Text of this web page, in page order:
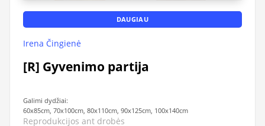
DAUGIAU
Irena Čingienė
[R] Gyvenimo partija
Galimi dydžiai:
60x85cm, 70x100cm, 80x110cm, 90x125cm, 100x140cm
Reprodukcijos ant drobės